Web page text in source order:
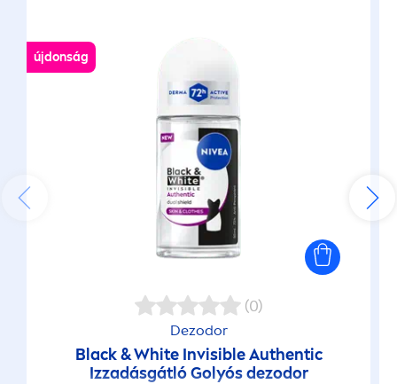
újdonság
(0)
Dezodor
Black&WhiteInvisible Authentic
Izzadásgátló Golyós dezodor